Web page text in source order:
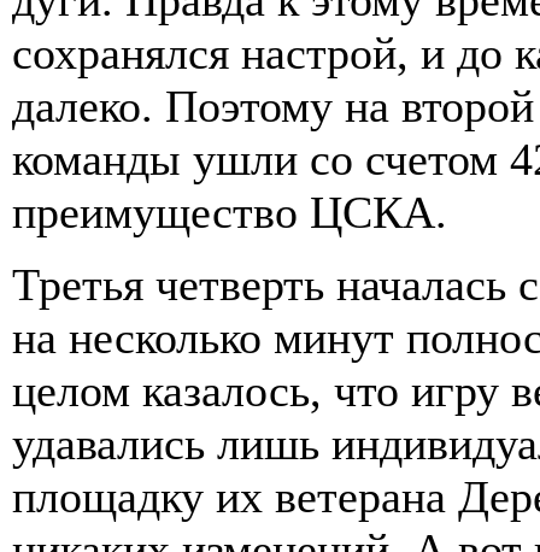
сохранялся настрой, и до
далеко. Поэтому на
команды ушли со счетом
преимущество ЦСКА.
Третья четверть
на несколько минут
целом казалось, что
удавались лишь
площадку их ветерана